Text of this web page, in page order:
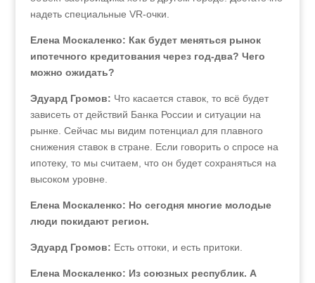
надеть специальные VR-очки.
Елена Москаленко: Как будет меняться рынок
ипотечного кредитования через год-два? Чего
можно ожидать?
Эдуард Громов: Что касается ставок, то всё будет
зависеть от действий Банка России и ситуации на
рынке. Сейчас мы видим потенциал для плавного
снижения ставок в стране. Если говорить о спросе на
ипотеку, то мы считаем, что он будет сохраняться на
высоком уровне.
Елена Москаленко: Но сегодня многие молодые
люди покидают регион.
Эдуард Громов: Есть оттоки, и есть притоки.
Елена Москаленко: Из союзных республик. А